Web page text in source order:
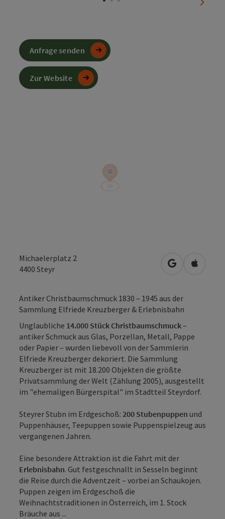
Michaelerplatz 2
4400 Steyr in Google
in
Antiker Christbaumschmuck 1830 – 1945 aus der
Sammlung Elfriede Kreuzberger & Erlebnisbahn
Unglaubliche 14.000 Stück Christbaumschmuck–
antiker Schmuck aus Glas, Porzellan, Metall, Pappe
oder Papier – wurden liebevoll von der Sammlerin
Elfriede Kreuzberger dekoriert. Die Sammlung
Kreuzberger ist mit 18.200 Objekten die größte
Privatsammlung der Welt (Zählung 2005), ausgestellt
im "ehemaligen Bürgerspital" im Stadtteil Steyrdorf.
Steyrer Stubn im Erdgeschoß: 200 Stubenpuppen und
Puppenhäuser, Teepuppen sowie Puppenspielzeug aus
vergangenen Jahren.
Eine besondere Attraktion ist die Fahrt mit der
Erlebnisbahn. Gut festgeschnallt in Sesseln beginnt
die Reise durch die Adventzeit – vorbei an Schaukojen.
Puppen zeigen im Erdgeschoß die
Weihnachtstraditionen in Österreich, im 1. Stock
Bräuche aus ...
Anfrage senden
Zur Website